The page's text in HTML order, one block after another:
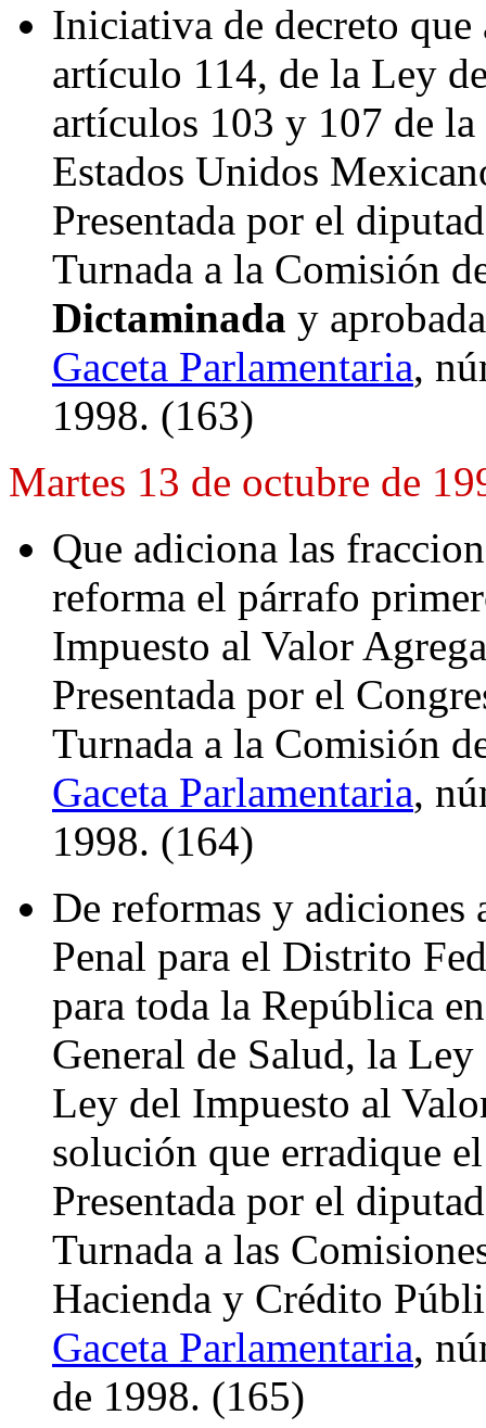
Iniciativa de decreto
artículo 114, de la Ley
artículos 103 y 107 de
Estados Unidos
Presentada por el
Turnada a la Comisión
Dictaminada y
Gaceta Parlamentaria,
1998. (163)
Martes 13 de octubre de
Que adiciona las
reforma el párrafo
Impuesto al Valor
Presentada por el
Turnada a la Comisión
Gaceta Parlamentaria,
1998. (164)
De reformas y
Penal para el Distrito
para toda la República
General de Salud, la
Ley del Impuesto al
solución que erradique
Presentada por el
Turnada a las
Hacienda y Crédito
Gaceta Parlamentaria,
de 1998. (165)